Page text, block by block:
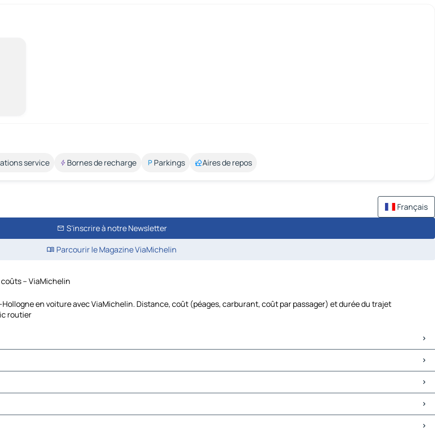
service Bornes de recharge Parkings Aires de repos
Français
S'inscrire à notre Newsletter
Parcourir le Magazine ViaMichelin
– ViaMichelin
en voiture avec ViaMichelin. Distance, coût (péages, carburant, coût par passager) et durée du trajet
routier